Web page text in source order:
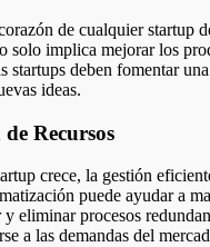
de cualquier startup
solo implica mejorar los
startups deben fomentar
ideas.
Recursos
crece, la gestión
puede ayudar a
eliminar procesos
a las demandas del